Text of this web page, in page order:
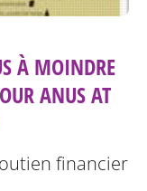
À MOINDRE
ANUS AT
financier